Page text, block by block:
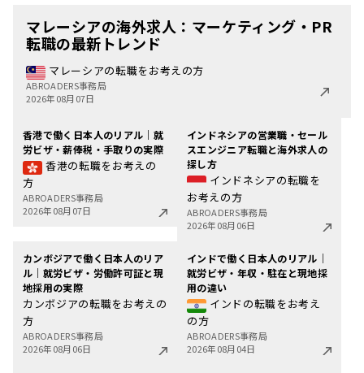
マレーシアの海外求人：マーケティング・PR
転職の最新トレンド
マレーシアの転職をお考えの方
ABROADERS事務局
2026年08月07日
香港で働く日本人のリアル｜就
労ビザ・薪俸税・手取りの実際
香港の転職をお考えの
方
ABROADERS事務局
2026年08月07日
インドネシアの営業職・セール
スエンジニア転職と海外求人の
探し方
インドネシアの転職を
お考えの方
ABROADERS事務局
2026年08月06日
カンボジアで働く日本人のリア
ル｜就労ビザ・労働許可証と現
地採用の実際
カンボジアの転職をお考えの
方
ABROADERS事務局
2026年08月06日
インドで働く日本人のリアル｜
就労ビザ・年収・駐在と現地採
用の違い
インドの転職をお考え
の方
ABROADERS事務局
2026年08月04日